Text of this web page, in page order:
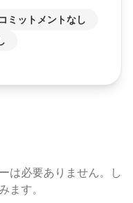
コミットメントなし
は必要ありません。し
ます。